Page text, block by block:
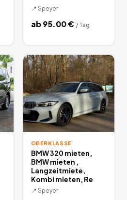
📍 Speyer
ab95.00€ / Tag
OBERKLASSE
BMW 320 mieten,
BMW mieten ,
Langzeitmiete,
Kombi mieten, Re
📍 Speyer